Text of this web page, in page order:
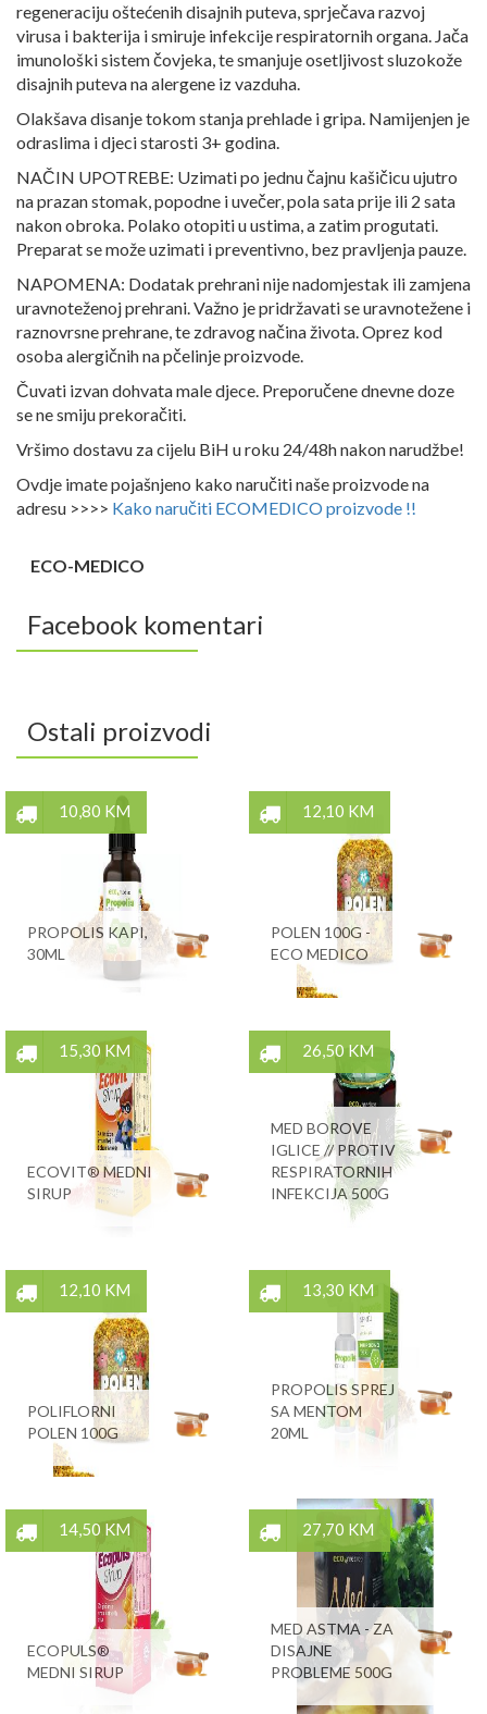
regeneraciju oštećenih disajnih puteva, sprječava razvoj
virusa i bakterija i smiruje infekcije respiratornih organa. Jača
imunološki sistem čovjeka, te smanjuje osetljivost sluzokože
disajnih puteva na alergene iz vazduha.
Olakšava disanje tokom stanja prehlade i gripa. Namijenjen je
odraslima i djeci starosti 3+ godina.
NAČIN UPOTREBE: Uzimati po jednu čajnu kašičicu ujutro
na prazan stomak, popodne i uvečer, pola sata prije ili 2 sata
nakon obroka. Polako otopiti u ustima, a zatim progutati.
Preparat se može uzimati i preventivno, bez pravljenja pauze.
NAPOMENA: Dodatak prehrani nije nadomjestak ili zamjena
uravnoteženoj prehrani. Važno je pridržavati se uravnotežene i
raznovrsne prehrane, te zdravog načina života. Oprez kod
osoba alergičnih na pčelinje proizvode.
Čuvati izvan dohvata male djece. Preporučene dnevne doze
se ne smiju prekoračiti.
Vršimo dostavu za cijelu BiH u roku 24/48h nakon narudžbe!
Ovdje imate pojašnjeno kako naručiti naše proizvode na
adresu >>>> Kako naručiti ECOMEDICO proizvode !!
ECO-MEDICO
Facebook komentari
Ostali proizvodi
10,80 KM
PROPOLIS KAPI,
30ML
12,10 KM
POLEN 100G -
ECO MEDICO
15,30 KM
ECOVIT® MEDNI
SIRUP
26,50 KM
MED BOROVE
IGLICE // PROTIV
RESPIRATORNIH
INFEKCIJA 500G
12,10 KM
POLIFLORNI
POLEN 100G
13,30 KM
PROPOLIS SPREJ
SA MENTOM
20ML
14,50 KM
ECOPULS®
MEDNI SIRUP
27,70 KM
MED ASTMA - ZA
DISAJNE
PROBLEME 500G